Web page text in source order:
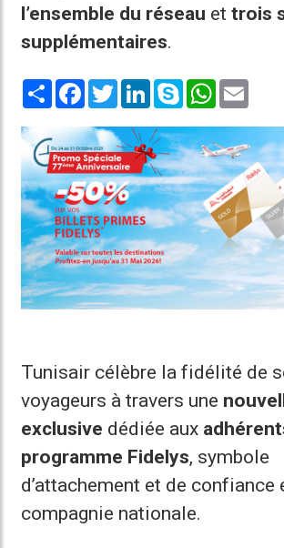
l’ensemble du réseau ettrois
supplémentaires.
Share Facebook
TwitterLinkedInSkype WhatsApp
Tunisair célèbre la fidélité de
voyageurs à travers une
exclusive dédiée aux
programme Fidelys, symbole
d’attachement et de confiance
compagnie nationale.